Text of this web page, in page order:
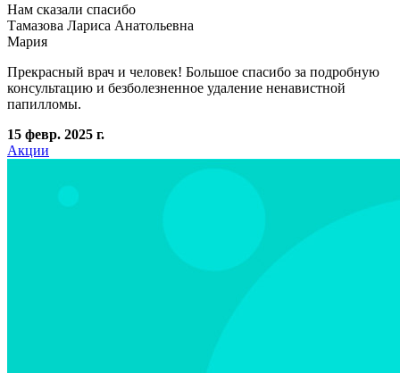
Нам сказали спасибо
Тамазова Лариса Анатольевна
Мария
Прекрасный врач и человек! Большое спасибо за подробную
консультацию и безболезненное удаление ненавистной
папилломы.
15 февр. 2025 г.
Акции